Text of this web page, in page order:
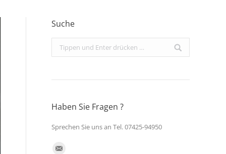
Suche
Search:
Haben Sie Fragen ?
Sprechen Sie uns an Tel. 07425-94950
Finden Sie uns auf: